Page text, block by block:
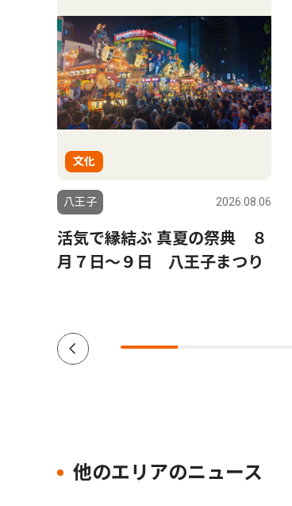
文化
八王子 2026.08.06
活気で縁結ぶ 真夏の祭典 ８
月７日〜９日 八王子まつり
他のエリアのニュース